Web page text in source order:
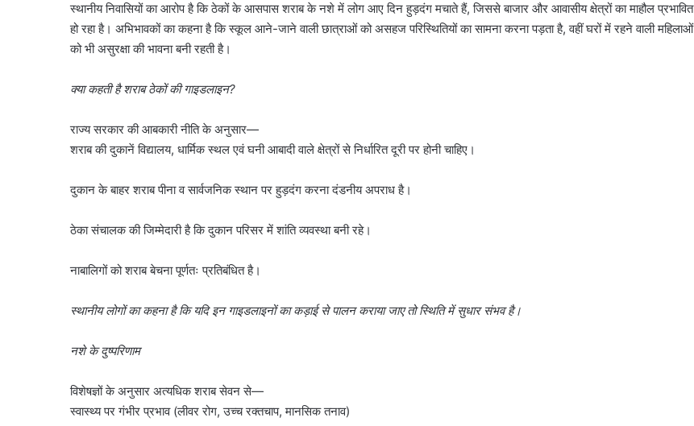
स्थानीय निवासियों का आरोप है कि ठेकों के आसपास शराब के नशे में लोग आए दिन हुड़दंग मचाते हैं, जिससे बाजार और आवासीय क्षेत्रों का माहौल प्रभावित
हो रहा है। अभिभावकों का कहना है कि स्कूल आने-जाने वाली छात्राओं को असहज परिस्थितियों का सामना करना पड़ता है, वहीं घरों में रहने वाली महिलाओं
को भी असुरक्षा की भावना बनी रहती है।
क्या कहती है शराब ठेकों की गाइडलाइन?
राज्य सरकार की आबकारी नीति के अनुसार—
शराब की दुकानें विद्यालय, धार्मिक स्थल एवं घनी आबादी वाले क्षेत्रों से निर्धारित दूरी पर होनी चाहिए।
दुकान के बाहर शराब पीना व सार्वजनिक स्थान पर हुड़दंग करना दंडनीय अपराध है।
ठेका संचालक की जिम्मेदारी है कि दुकान परिसर में शांति व्यवस्था बनी रहे।
नाबालिगों को शराब बेचना पूर्णतः प्रतिबंधित है।
स्थानीय लोगों का कहना है कि यदि इन गाइडलाइनों का कड़ाई से पालन कराया जाए तो स्थिति में सुधार संभव है।
नशे के दुष्परिणाम
विशेषज्ञों के अनुसार अत्यधिक शराब सेवन से—
स्वास्थ्य पर गंभीर प्रभाव (लीवर रोग, उच्च रक्तचाप, मानसिक तनाव)